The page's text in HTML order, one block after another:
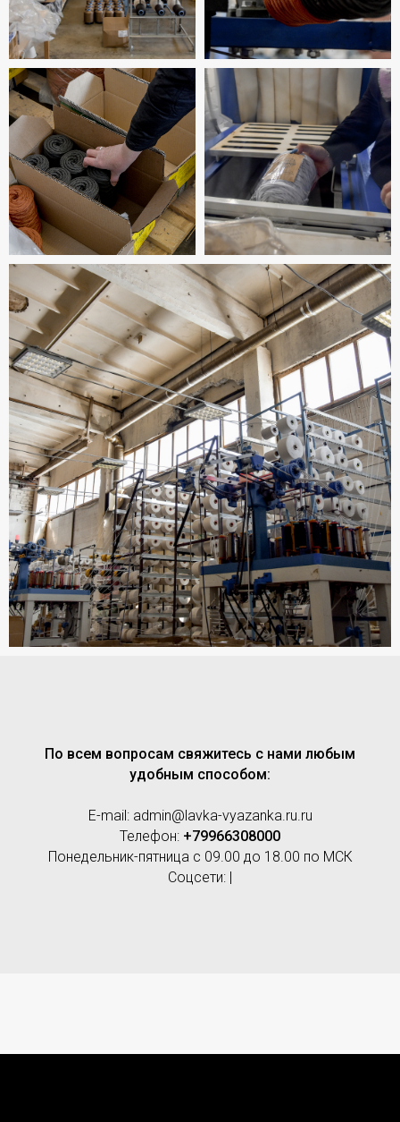
По всем вопросам свяжитесь с нами любым
удобным способом:
E-mail: admin@lavka-vyazanka.ru.ru
Телефон: +79966308000
Понедельник-пятница с 09.00 до 18.00 по МСК
Соцсети: |